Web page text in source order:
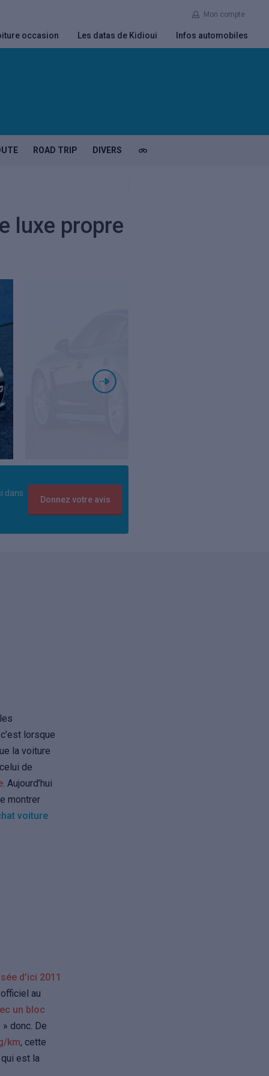
Mon compte
occasion Les datas de Kidioui Infos automobiles
ROAD TRIP DIVERS
luxe propre
dans
lorsque
la voiture
de
. Aujourd’hui
montrer
voiture
d’ici 2011
au
un bloc
donc. De
km, cette
qui est la